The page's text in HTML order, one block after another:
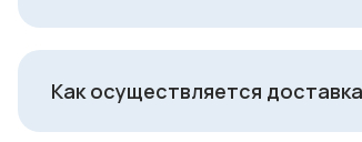
Как осуществляется